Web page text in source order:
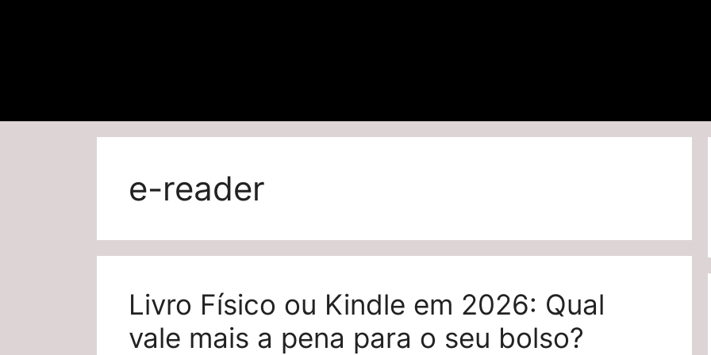
e-reader
Livro Físico ou Kindle em 2026: Qual
vale mais a pena para o seu bolso?